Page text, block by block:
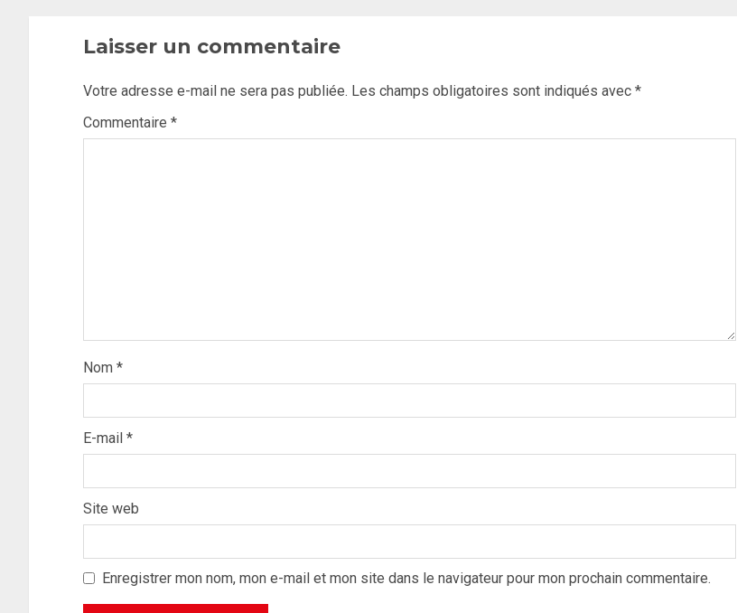
Laisser un commentaire
Votre adresse e-mail ne sera pas publiée. Les champs obligatoires sont indiqués avec *
Commentaire *
Nom *
E-mail *
Site web
Enregistrer mon nom, mon e-mail et mon site dans le navigateur pour mon prochain commentaire.